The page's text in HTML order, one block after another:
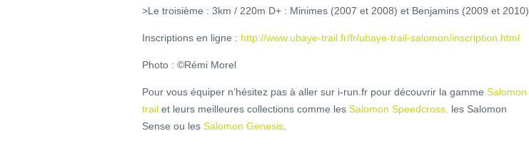
>Le troisième : 3km / 220m D+ : Minimes (2007 et 2008) et Benjamins (2009 et 2010)
Inscriptions en ligne : http://www.ubaye-trail.fr/fr/ubaye-trail-salomon/inscription.html
Photo : ©Rémi Morel
Pour vous équiper n’hésitez pas à aller sur i-run.fr pour découvrir la gamme Salomon
trail et leurs meilleures collections comme les Salomon Speedcross, les Salomon
Sense ou les Salomon Genesis.